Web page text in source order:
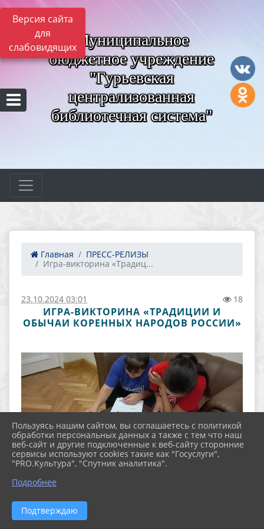
Версия сайта
для
слабовидящих Муниципальное
бюджетное учреждение
"Гурьевская
централизованная
библиотечная система"
Главная
ПРЕСС-РЕЛИЗЫ
Игра-викторина «Традиц...
23.10.2024 03:01 18
ИГРА-ВИКТОРИНА «ТРАДИЦИИ И
ОБЫЧАИ КОРЕННЫХ НАРОДОВ РОССИИ»
Пользуясь нашим сайтом, вы соглашаетесь с политикой
обработки персональных данных а также с тем что наш
веб-сайт и другие подключенные к веб-сайту сторонние
сервисы используют cookies такие как "Госуслуги",
"PRO.Культура", "Спутник аналитика".
Подробнее
Подтверждаю